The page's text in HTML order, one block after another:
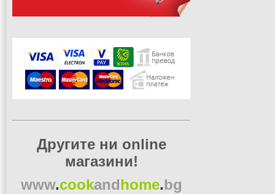
Другите ни online
магазини!
www.cookandhome.bg